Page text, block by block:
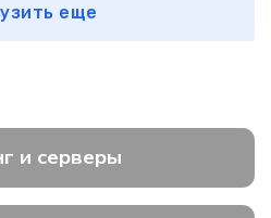
еще
и серверы